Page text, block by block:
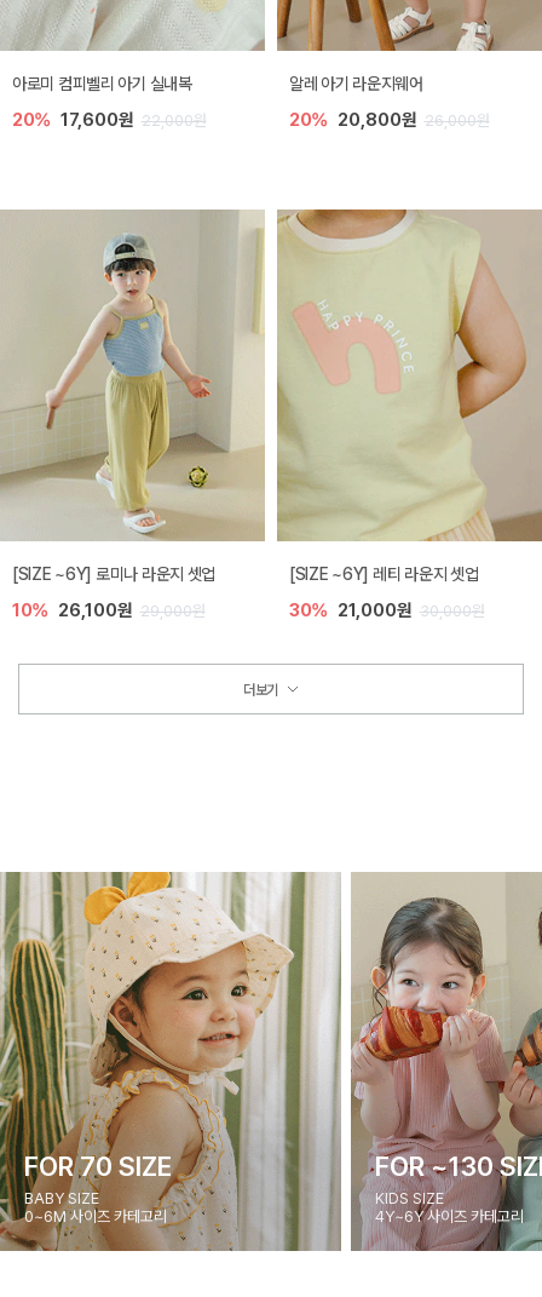
아로미 컴피벨리 아기 실내복
20% 17,600원 22,000원
알레 아기 라운지웨어
20% 20,800원 26,000원
[SIZE ~6Y] 로미나 라운지 셋업
10% 26,100원 29,000원
[SIZE ~6Y] 레티 라운지 셋업
30% 21,000원 30,000원
더보기
FOR 70 SIZE
BABY SIZE
0~6M 사이즈 카테고리
FOR ~130
KIDS SIZE
4Y~6Y 사이즈 카테고리